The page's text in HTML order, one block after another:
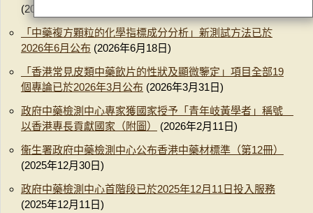
(2026年6月16日)
「中藥複方顆粒的化學指標成分分析」新測試方法已於
2026年6月公布 (2026年6月18日)
「香港常見皮類中藥飲片的性狀及顯微鑒定」項目全部19
個專論已於2026年3月公布 (2026年3月31日)
政府中藥檢測中心專家獲國家授予「青年岐黃學者」稱號
以香港專長貢獻國家（附圖）​
(2026年2月11日)
衞生署政府中藥檢測中心公布香港中藥材標準（第12冊）​
(2025年12月30日)
政府中藥檢測中心首階段已於2025年12月11日投入服務​
(2025年12月11日)